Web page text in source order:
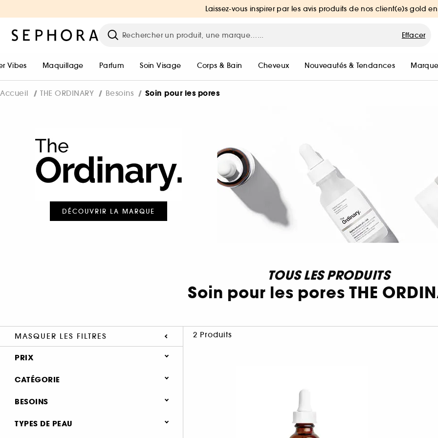
Laissez-vous inspirer par les avis produits de nos client(e)s gold
Effacer
Vibes Maquillage Parfum Soin Visage Corps & Bain Cheveux Nouveautés & Tendances
Accueil THE ORDINARY Besoins Soin pour les pores
DÉCOUVRIR LA MARQUE
TOUS LES PRODUITS
Soin pour les pores THE
MASQUER LES FILTRES 2 Produits
PRIX
CATÉGORIE
Soin Visage
BESOINS
Soin anti-imperfections (2)
TYPES DE PEAU